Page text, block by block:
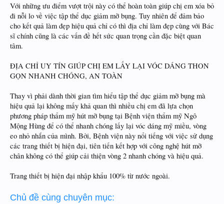
Với những ưu điểm vượt trội này có thể hoàn toàn giúp chị em xóa bỏ
đi nỗi lo về việc tập thể dục giảm mỡ bụng. Tuy nhiên để đảm bảo
cho kết quả làm đẹp hiệu quả chỉ có thì địa chỉ làm đẹp cùng với Bác
sĩ chính cũng là các vấn đề hết sức quan trọng cần đặc biệt quan
tâm.
ĐỊA CHỈ UY TÍN GIÚP CHỊ EM LẤY LẠI VÓC DÁNG THON
GỌN NHANH CHÓNG, AN TOÀN
Thay vì phải dành thời gian tìm hiểu tập thể dục giảm mỡ bụng mà
hiệu quả lại không mấy khả quan thì nhiều chị em đã lựa chọn
phương pháp thẩm mỹ hút mỡ bụng tại Bệnh viện thẩm mỹ Ngô
Mộng Hùng để có thể nhanh chóng lấy lại vóc dáng mỹ miều, vòng
eo nhỏ nhắn của mình. Bởi, Bệnh viện này nổi tiếng với việc sử dụng
các trang thiết bị hiện đại, tiên tiến kết hợp với công nghệ hút mỡ
chân không có thể giúp cải thiện vòng 2 nhanh chóng và hiệu quả.
Trang thiết bị hiện đại nhập khẩu 100% từ nước ngoài.
Chủ đề cùng chuyên mục: